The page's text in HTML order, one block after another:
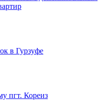
пгт. Кореиз